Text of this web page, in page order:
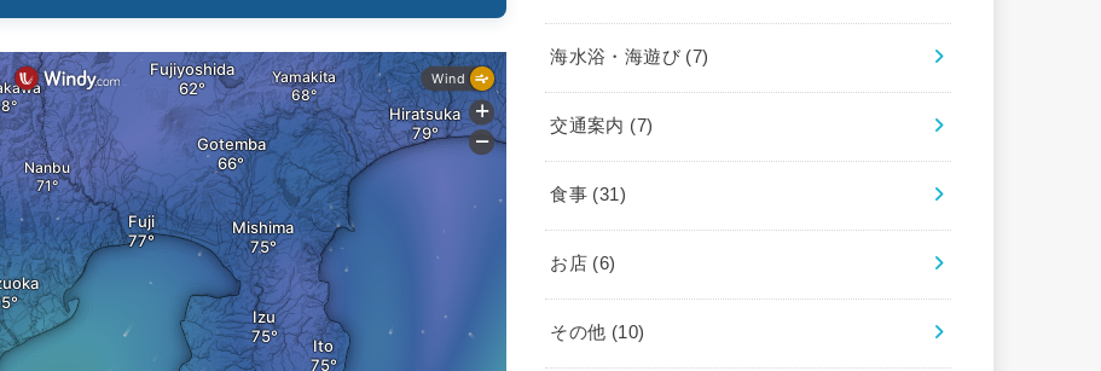
海水浴・海遊び (7)
交通案内 (7)
食事 (31)
お店 (6)
その他 (10)